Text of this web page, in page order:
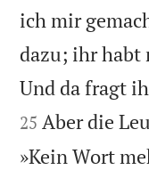
ich mir
dazu; ihr habt
Und da fragt
25 Aber die
»Kein Wort